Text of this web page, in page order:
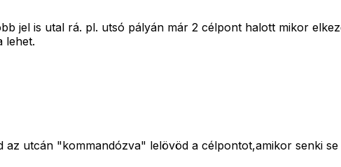
jel is utal rá. pl. utsó pályán már 2 célpont halott mikor
lehet.
az utcán "kommandózva" lelövöd a célpontot,amikor senki se